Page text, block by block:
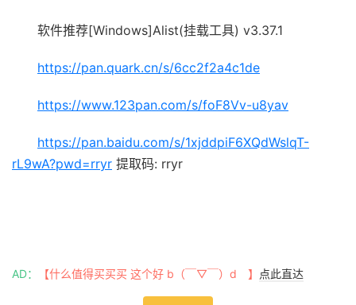
软件推荐[Windows]Alist(挂载工具) v3.37.1
https://pan.quark.cn/s/6cc2f2a4c1de
https://www.123pan.com/s/foF8Vv-u8yav
https://pan.baidu.com/s/1xjddpiF6XQdWslqT-
rL9wA?pwd=rryr 提取码: rryr
AD： 【什么值得买买买 这个好 b（￣▽￣）d 】 点此直达